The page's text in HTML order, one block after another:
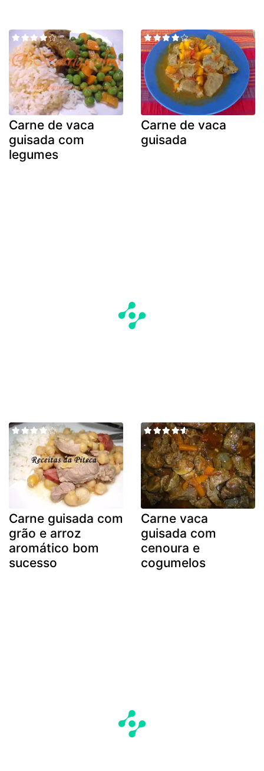
Carne de vaca
guisada com
legumes
Carne de vaca
guisada
Carne guisada com
grão e arroz
aromático bom
sucesso
Carne vaca
guisada com
cenoura e
cogumelos